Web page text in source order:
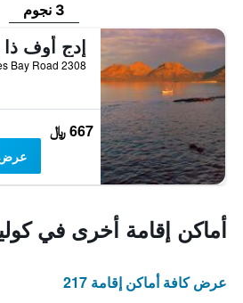
3 نجوم
إدج أوف ذا
667 ﷼
عرض
أماكن إقامة أخرى في
عرض كافة أماكن إقامة 217